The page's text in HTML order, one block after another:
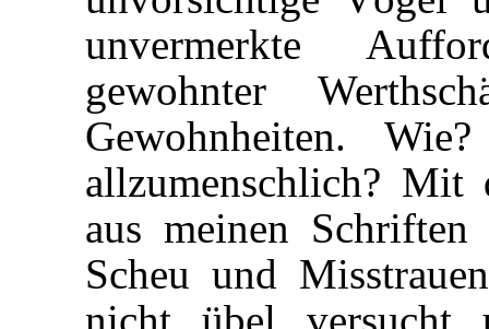
unvermerkte
gewohnter
Gewohnheiten.
allzumenschlich? Mit
aus meinen
Scheu und